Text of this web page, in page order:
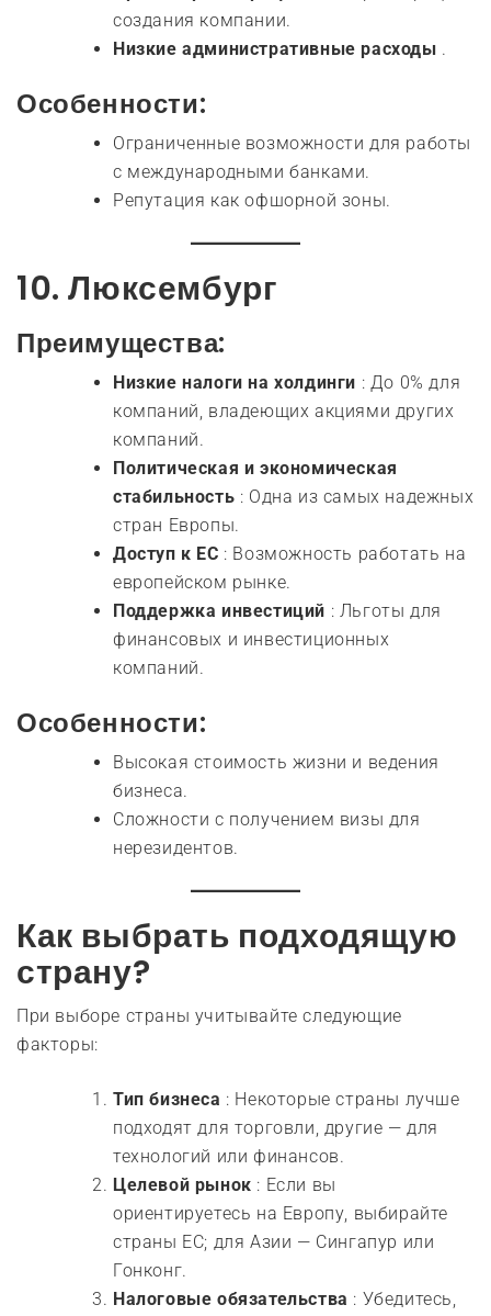
создания компании.
Низкие административные расходы .
Особенности:
Ограниченные возможности для работы
с международными банками.
Репутация как офшорной зоны.
10.Люксембург
Преимущества:
Низкие налоги на холдинги : До 0% для
компаний, владеющих акциями других
компаний.
Политическая и экономическая
стабильность : Одна из самых надежных
стран Европы.
Доступ к ЕС : Возможность работать на
европейском рынке.
Поддержка инвестиций : Льготы для
финансовых и инвестиционных
компаний.
Особенности:
Высокая стоимость жизни и ведения
бизнеса.
Сложности с получением визы для
нерезидентов.
Как выбрать подходящую
страну?
При выборе страны учитывайте следующие
факторы:
Тип бизнеса : Некоторые страны лучше
подходят для торговли, другие — для
технологий или финансов.
Целевой рынок : Если вы
ориентируетесь на Европу, выбирайте
страны ЕС; для Азии — Сингапур или
Гонконг.
Налоговые обязательства : Убедитесь,